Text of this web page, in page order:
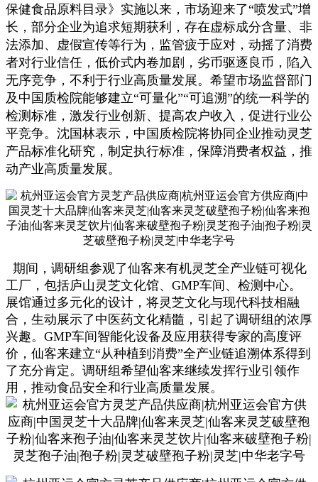
保健食品原料目录》实施以来，市场迎来了“喷发式”增
长，部分企业为追求短期获利，存在虚标成分含量、非
法添加、虚假宣传等行为，监管疲于应对，动摇了消费
者对行业信任，低价式内卷加剧，劣币驱逐良币，陷入
无序竞争，不利于行业高质量发展。 希望市场监督部门
及中国质检院能够建立“可量化”“可追溯”的统一科学的
检测标准，激发行业创新、提高农户收入，促进行业公
平竞争。沈国林表示，中国质检院将协同企业推动灵芝
产品标准化研究，制定执行标准，保障消费者权益，推
动产业高质量发展。
期间， 调研组参观了仙客来有机灵芝全产业链可视化
工厂，包括庐山灵芝文化馆、 GMP车间、检测中心。
展馆通过多元化的设计，将灵芝文化与现代科技相融
合，生动展示了中医药文化精髓，引起了调研组的浓厚
兴趣。GMP车间智能化设备及应用获得专家的高度评
价，仙客来建立“从种植到消费”全产业链追溯体系得到
了充分肯定。调研组希望仙客来继续发挥行业引领作
用，推动食品安全和行业高质量发展。